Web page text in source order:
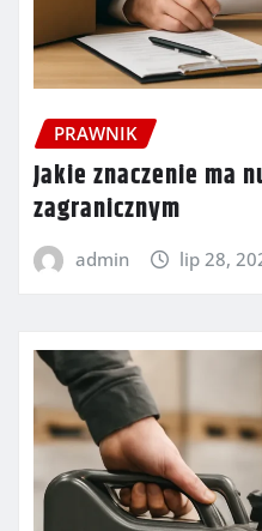
PRAWNIK
Jakie znaczenie ma
zagranicznym
admin lip 28,